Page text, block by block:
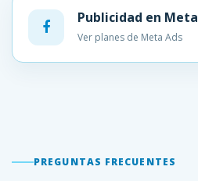
Publicidad en Meta
Ver planes de Meta Ads
PREGUNTAS FRECUENTES